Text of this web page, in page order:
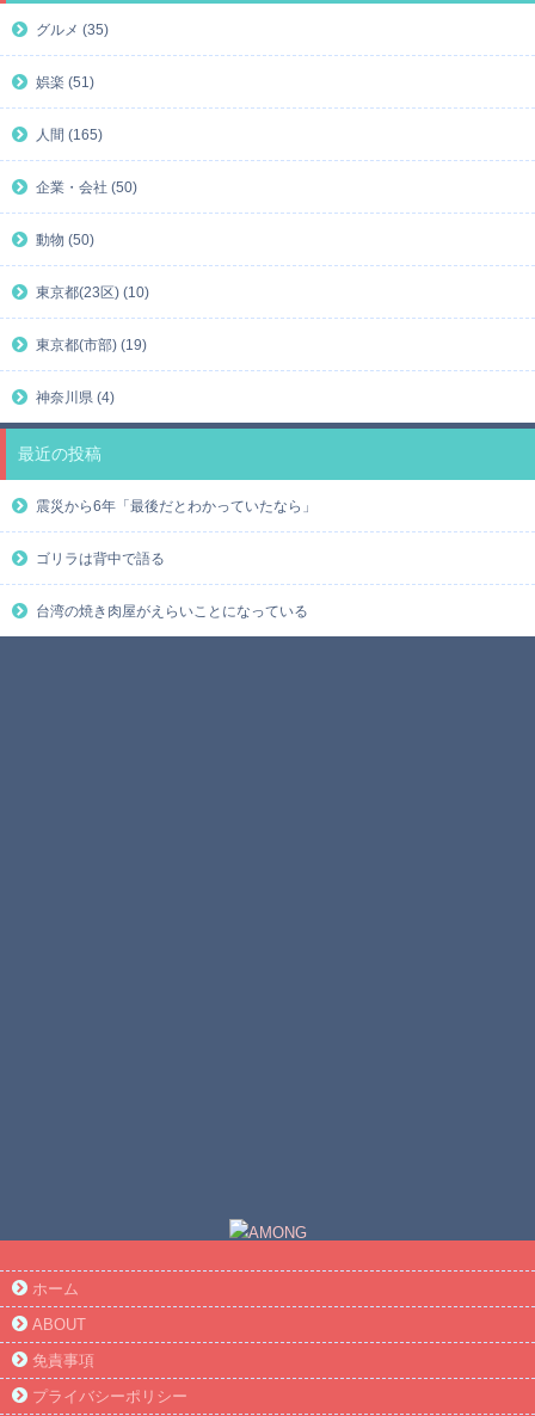
グルメ (35)
娯楽 (51)
人間 (165)
企業・会社 (50)
動物 (50)
東京都(23区) (10)
東京都(市部) (19)
神奈川県 (4)
最近の投稿
震災から6年「最後だとわかっていたなら」
ゴリラは背中で語る
台湾の焼き肉屋がえらいことになっている
ホーム
ABOUT
免責事項
プライバシーポリシー